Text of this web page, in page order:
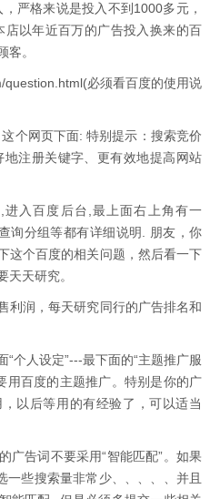
严格来说是投入不到1000多元，
店以年近百万的广告投入换来的百
客。
必须看百度的使用说
个网页下面: 特别提示：搜索竞价
注册关键字、更有效地提高网站
入百度后台,最上面右上角有一
询分组等都有详细说明. 朋友，你
这个百度的相关问题，然后看一下
天天研究。
利润，每天研究同行的广告排名和
个人设定”---最下面的“主题推广服
用百度的主题推广。特别是你的广
以后等用的有经验了，可以适当
广告词不要采用“智能匹配”。如果
一些搜索量非常少、、、、、并且